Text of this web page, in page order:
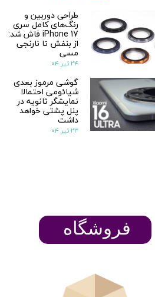
​​​​فروشگاه
طراحی دوربین و
رنگ‌های کامل سری
iPhone 17 فاش شد:
از بنفش تا نارنجی
مسی
۲۴ تیر ۰۴
گوشی مرموز بعدی
شیائومی احتمالا
نمایشگر ثانویه در
پنل پشتی خواهد
داشت
۲۳ تیر ۰۴